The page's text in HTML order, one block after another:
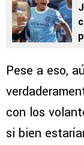
Pese a eso,
con los
si bien